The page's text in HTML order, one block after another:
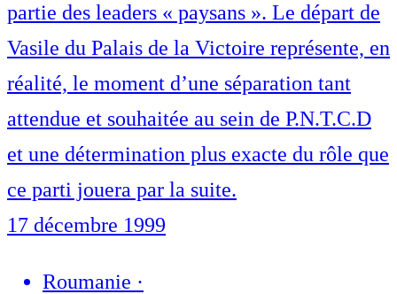
partie des leaders « paysans ». Le départ de
Vasile du Palais de la Victoire représente, en
réalité, le moment d’une séparation tant
attendue et souhaitée au sein de P.N.T.C.D
et une détermination plus exacte du rôle que
ce parti jouera par la suite.
17 décembre 1999
Roumanie ·